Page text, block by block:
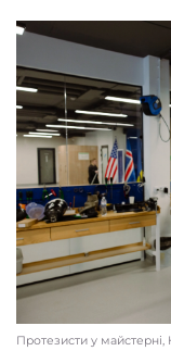
Протезисти у майстерні,